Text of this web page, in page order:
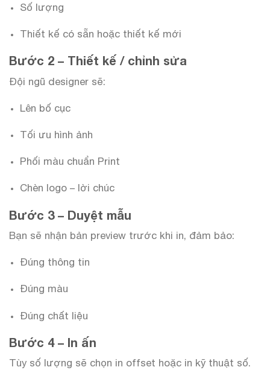
Số lượng
Thiết kế có sẵn hoặc thiết kế mới
Bước 2 – Thiết kế / chỉnh sửa
Đội ngũ designer sẽ:
Lên bố cục
Tối ưu hình ảnh
Phối màu chuẩn Print
Chèn logo – lời chúc
Bước 3 – Duyệt mẫu
Bạn sẽ nhận bản preview trước khi in, đảm bảo:
Đúng thông tin
Đúng màu
Đúng chất liệu
Bước 4 – In ấn
Tùy số lượng sẽ chọn in offset hoặc in kỹ thuật số.